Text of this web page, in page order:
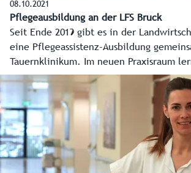
08.10.2021
Pflegeausbildung an der LFS Bruck
Seit Ende 2019 gibt es in der
eine Pflegeassistenz-Ausbildung
Tauernklinikum. Im neuen Praxisraum
Schülerinnen realitätsnah worum es in